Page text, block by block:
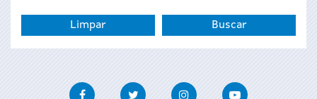
FacebookTwitter InstagramYoutube